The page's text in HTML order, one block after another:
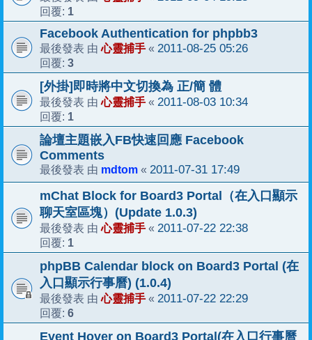
回覆: 1
Facebook Authentication for phpbb3
最後發表 由心靈捕手 « 2011-08-25 05:26
回覆: 3
[外掛]即時將中文切換為 正/簡 體
最後發表 由心靈捕手 « 2011-08-03 10:34
回覆: 1
論壇主題嵌入FB快速回應 Facebook
Comments
最後發表 由 mdtom « 2011-07-31 17:49
mChat Block for Board3 Portal（在入口顯示
聊天室區塊）(Update 1.0.3)
最後發表 由心靈捕手 « 2011-07-22 22:38
回覆: 1
phpBB Calendar block on Board3 Portal (在
入口顯示行事曆) (1.0.4)
最後發表 由心靈捕手 « 2011-07-22 22:29
回覆: 6
Event Hover on Board3 Portal(在入口行事曆